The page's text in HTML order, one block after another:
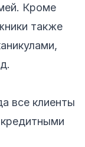
Кроме
также
все клиенты